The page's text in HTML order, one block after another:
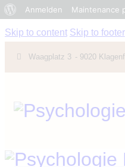
Anmelden Maintenance
Skip to content Skip to footer
Waagplatz 3 - 9020